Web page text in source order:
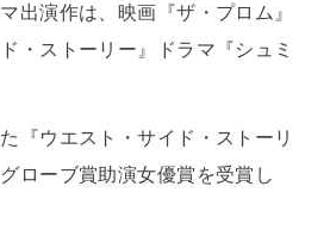
出演作は、映画『ザ・プロム』
・ストーリー』ドラマ『シュミ
『ウエスト・サイド・ストーリ
ローブ賞助演女優賞を受賞し